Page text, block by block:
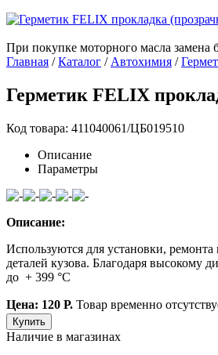
При покупке моторного масла замена
Главная /Каталог / Автохимия /
Герметик FELIX
Код товара: 411040061/ЦБ019510
Описание
Параметры
Описание:
Используются для установки,
деталей кузова. Благодаря высокому
до + 399 °C
Цена: 120 Р. Товар временно
Купить
Наличие в магазинах